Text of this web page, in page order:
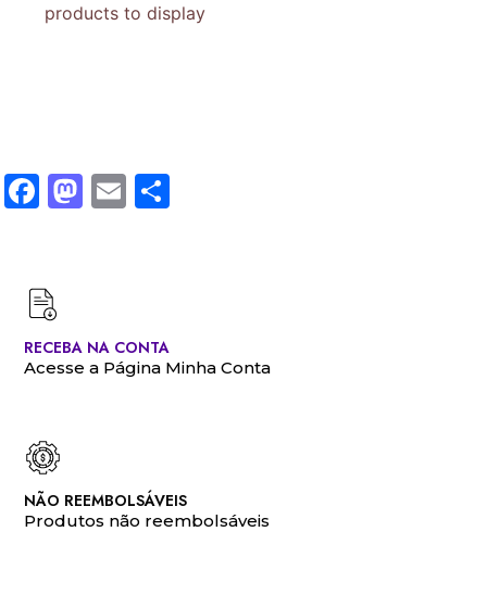
products to display
Facebook
Mastodon
Email
RECEBA NA CONTA
Acesse a Página Minha Conta
NÃO REEMBOLSÁVEIS
Produtos não reembolsáveis